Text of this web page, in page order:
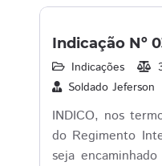
Indicação Nº
Indicações
Soldado Jeferson
INDICO, nos
do Regimento
seja